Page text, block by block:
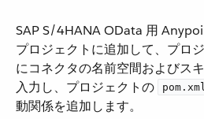
SAP S/4HANA OData 用
プロジェクトに追加して、プロ
にコネクタの名前空間およびス
入力し、プロジェクトの ​
動関係を追加します。